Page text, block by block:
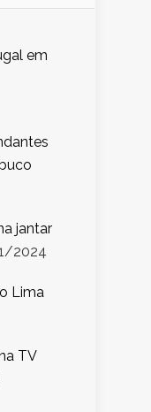
em
jantar
2024
Lima
TV